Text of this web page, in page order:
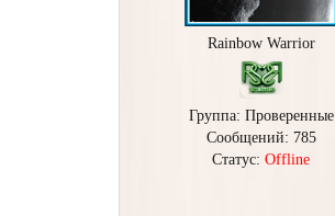
Rainbow Warrior
Группа: Проверенные
Сообщений: 785
Статус: Offline